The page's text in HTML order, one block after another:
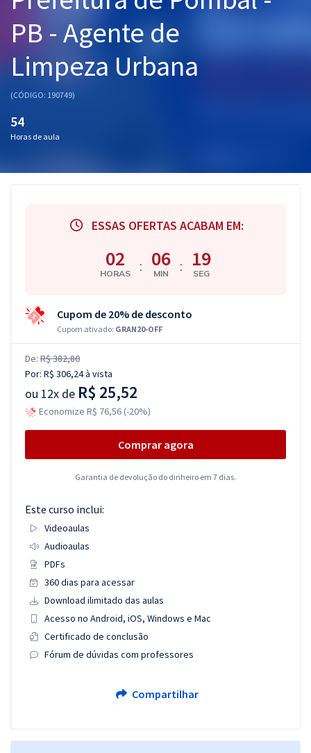
Graduação
OAB
Conteúdo gratuito
PB - Agente de
Limpeza Urbana
(CÓDIGO: 190749)
54
Horas de aula
ESSAS OFERTAS ACABAM EM:
02
HORAS : 06
MIN : 18
SEG
Cupom de 20% de desconto
Cupom ativado: GRAN20-OFF
De: R$ 382,80
Por: R$ 306,24à vista
ou 12x de R$ 25,52
Economize R$ 76,56 (-20%)
Comprar agora
Garantia de devolução do dinheiro em 7 dias.
Este curso inclui:
Videoaulas
Audioaulas
PDFs
360 dias para acessar
Download ilimitado das aulas
Acesso no Android, iOS, Windows e Mac
Certificado de conclusão
Fórum de dúvidas com professores
Compartilhar